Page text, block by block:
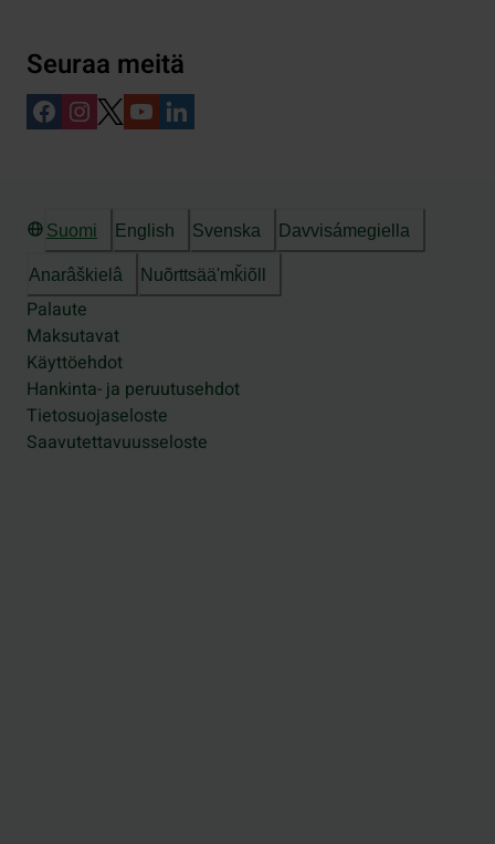
Seuraa meitä
Suomi English Svenska Davvisámegiella
Anarâškielâ Nuõrttsääʹmǩiõll
Palaute
Maksutavat
Käyttöehdot
Hankinta- ja peruutusehdot
Tietosuojaseloste
Saavutettavuusseloste